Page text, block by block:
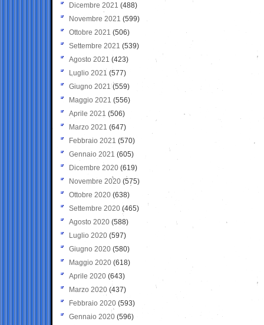
Dicembre 2021 (488)
Novembre 2021 (599)
Ottobre 2021 (506)
Settembre 2021 (539)
Agosto 2021 (423)
Luglio 2021 (577)
Giugno 2021(559)
Maggio 2021 (556)
Aprile 2021 (506)
Marzo 2021 (647)
Febbraio 2021 (570)
Gennaio 2021 (605)
Dicembre 2020 (619)
Novembre 2020 (575)
Ottobre 2020 (638)
Settembre 2020(465)
Agosto 2020 (588)
Luglio 2020 (597)
Giugno 2020 (580)
Maggio 2020 (618)
Aprile 2020 (643)
Marzo 2020 (437)
Febbraio 2020 (593)
Gennaio 2020 (596)